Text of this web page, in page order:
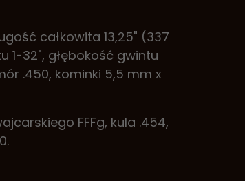
całkowita 13,25" (337
1-32", głębokość gwintu
.450, kominki 5,5 mm x
FFFg, kula .454,